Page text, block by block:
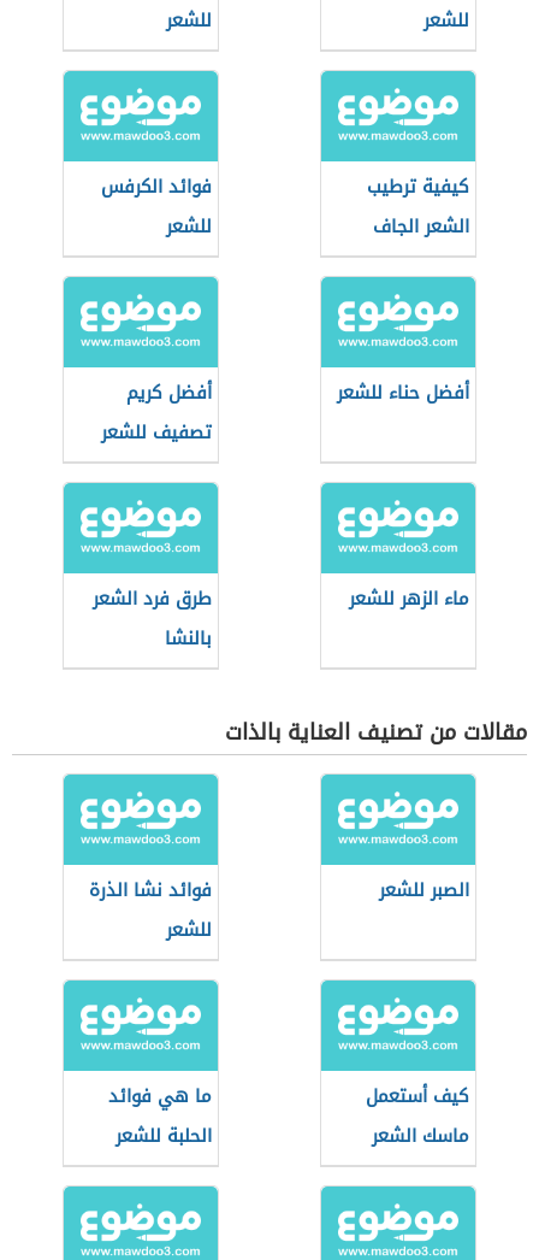
للشعر
للشعر
كيفية ترطيب
الشعر الجاف
فوائد الكرفس
للشعر
أفضل حناء للشعر
أفضل كريم
تصفيف للشعر
ماء الزهر للشعر
طرق فرد الشعر
بالنشا
مقالات من تصنيف العناية بالذات
الصبر للشعر
فوائد نشا الذرة
للشعر
كيف أستعمل
ماسك الشعر
ما هي فوائد
الحلبة للشعر